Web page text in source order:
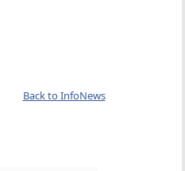
Back to InfoNews